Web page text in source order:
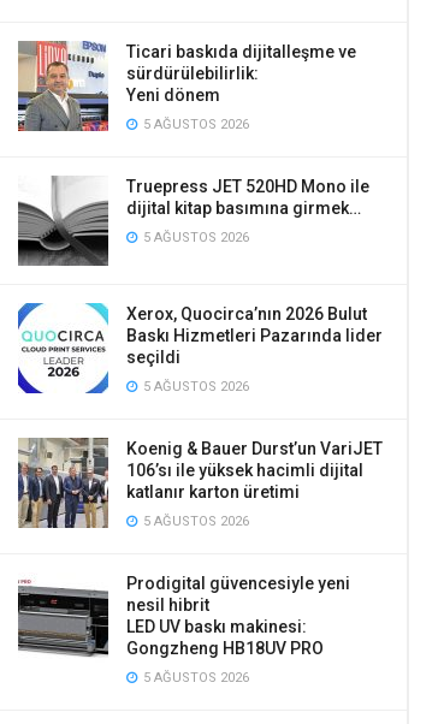
Ticari baskıda dijitalleşme ve
sürdürülebilirlik:
Yeni dönem
5 AĞUSTOS 2026
Truepress JET 520HD Mono ile
dijital kitap basımına girmek…
5 AĞUSTOS 2026
Xerox, Quocirca’nın 2026 Bulut
Baskı Hizmetleri Pazarında lider
seçildi
5 AĞUSTOS 2026
Koenig & Bauer Durst’un VariJET
106’sı ile yüksek hacimli dijital
katlanır karton üretimi
5 AĞUSTOS 2026
Prodigital güvencesiyle yeni
nesil hibrit
LED UV baskı makinesi:
Gongzheng HB18UV PRO
5 AĞUSTOS 2026